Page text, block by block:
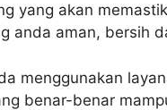
yang akan
anda aman, bersih
menggunakan
benar-benar